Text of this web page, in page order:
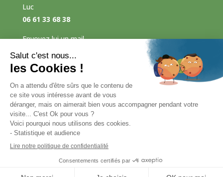
Luc
06 61 33 68 38
Envoyez lui un mail
mailto:luc@jardinsprives.com
FORMULAIRE DE CONTACT
Suivez-nous sur
les réseaux sociaux